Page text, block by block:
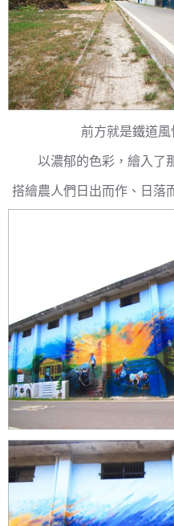
前方就是鐵道
以濃郁的色彩，繪入了
搭繪農人們日出而作、日落